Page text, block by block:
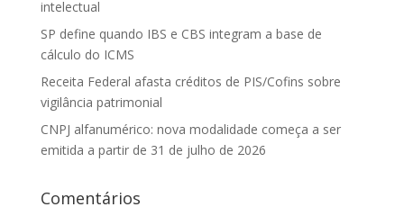
intelectual
SP define quando IBS e CBS integram a base de
cálculo do ICMS
Receita Federal afasta créditos de PIS/Cofins sobre
vigilância patrimonial
CNPJ alfanumérico: nova modalidade começa a ser
emitida a partir de 31 de julho de 2026
Comentários